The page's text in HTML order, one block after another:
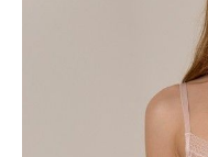
Ekskluzywna i nieco
stworzona z myślą o